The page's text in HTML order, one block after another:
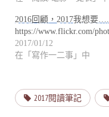
2016回顧，2017我想要….
https://www.flickr.com/
2017/01/12
在「寫作一二事」中
2017閱讀筆記